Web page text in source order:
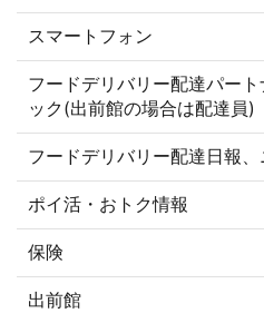
スマートフォン
フードデリバリー配達パー
ック(出前館の場合は配達員)
フードデリバリー配達日報、
ポイ活・おトク情報
保険
出前館